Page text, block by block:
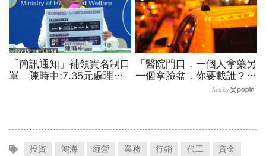
「簡訊通知」補領實名制口
罩 陳時中:7.35元處理費
「醫院門口，一個人拿藥另
一個拿臉盆，你要載誰？」
一個計程車司機給我們上了
Ads by
投資 鴻海 經營 業務 行銷 代工
資金